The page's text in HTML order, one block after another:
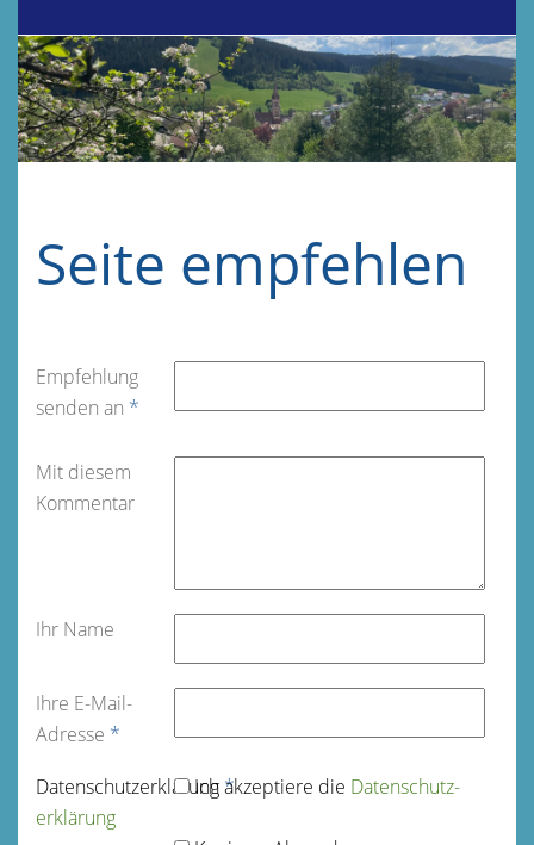
Seite empfehlen
Empfehlung
senden an *
Mit diesem
Kommentar
Ihr Name
Ihre E-Mail-
Adresse *
Datenschutz­erklärung*
Ich akzeptiere die Datenschutz­
erklärung